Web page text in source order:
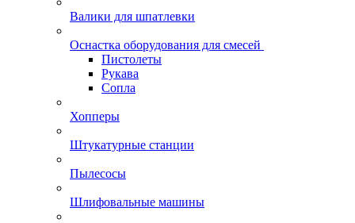
Валики для шпатлевки
Оснастка оборудования для смесей
Пистолеты
Рукава
Сопла
Хопперы
Штукатурные станции
Пылесосы
Шлифовальные машины